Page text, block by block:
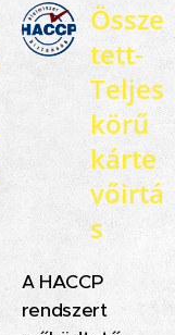
Össze
tett-
Teljes
körű
kárte
vőirtá
s
A HACCP
rendszert